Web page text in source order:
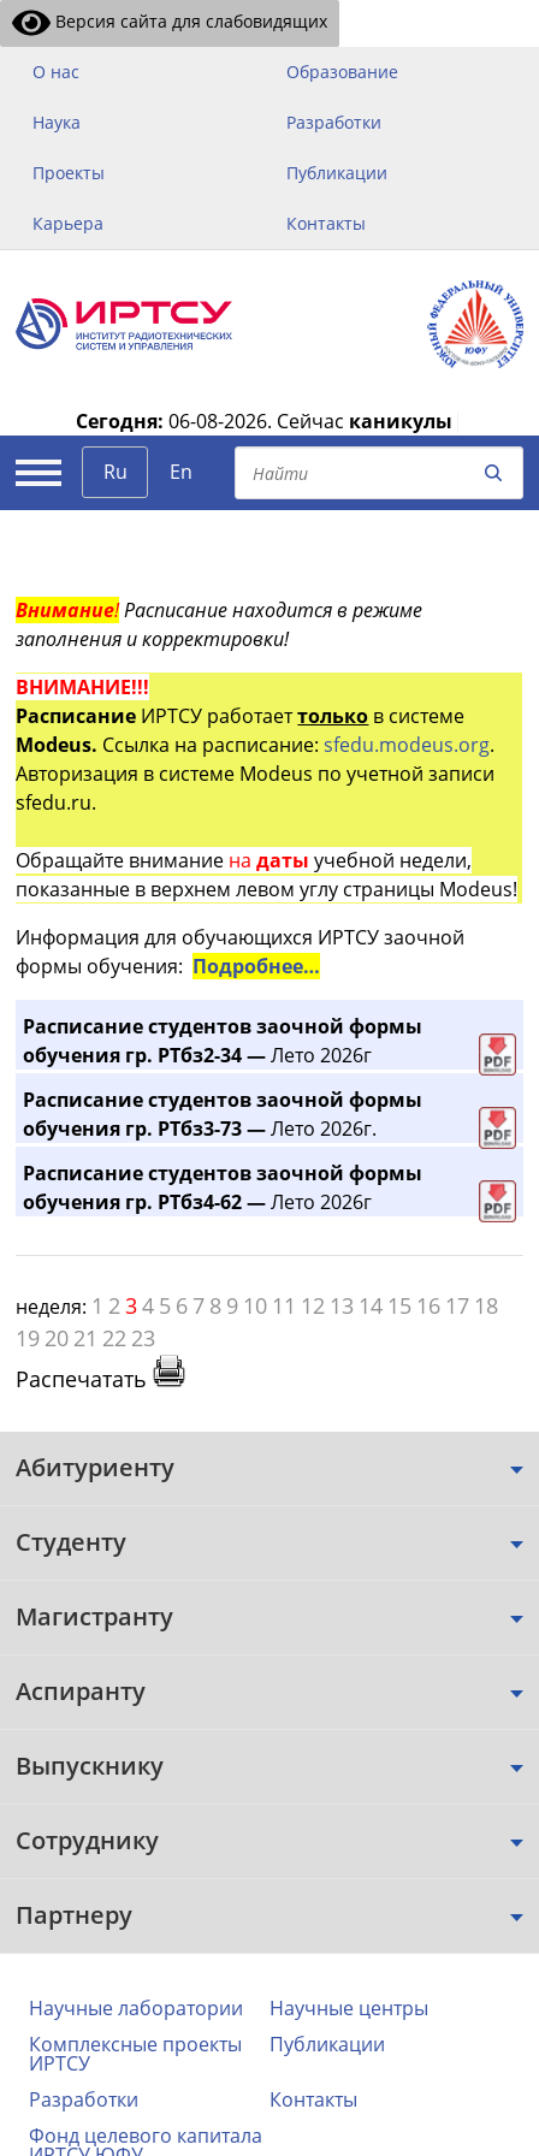
Версия сайта для слабовидящих
О нас Образование
Наука Разработки
Проекты Публикации
Карьера Контакты
Сегодня: 06-08-2026. Сейчас каникулы
Ru
En
Внимание!Расписание находится в режиме
заполнения и корректировки!
ВНИМАНИЕ!!!
Расписание ИРТСУ работаеттолько в системе
Modeus. Ссылка на расписание:sfedu.modeus.org.
Авторизация в системе Modeus по учетной записи
sfedu.ru.
Обращайте внимание на датыучебной недели,
показанные в верхнем левом углу страницы Modeus!
Информация для обучающихся ИРТСУ заочной
формы обучения: Подробнее…
Расписание студентов заочной формы
обучения гр. РТбз2-34 —Лето 2026г
Расписание студентов заочной формы
обучения гр. РТбз3-73 —Лето 2026г.
Расписание студентов заочной формы
обучения гр. РТбз4-62 —Лето 2026г
неделя: 1 234 5 6 7 8 9 10 11 12 13 14 15 16 17 18
19 20 21 22 23
Распечатать
Абитуриенту
Студенту
Магистранту
Аспиранту
Выпускнику
Сотруднику
Партнеру
Научные лаборатории
Научные центры
Комплексные проекты
ИРТСУ
Публикации
Разработки
Контакты
Фонд целевого капитала